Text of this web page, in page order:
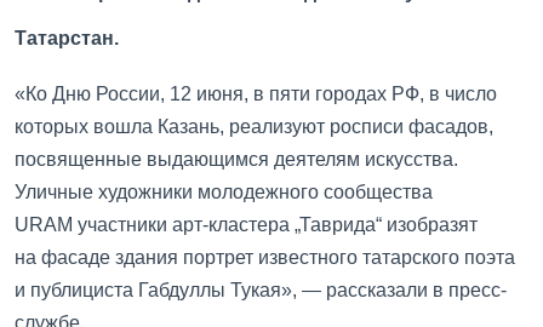
Татарстан.
«Ко Дню России, 12 июня, в пяти городах РФ, в число
которых вошла Казань, реализуют росписи фасадов,
посвященные выдающимся деятелям искусства.
Уличные художники молодежного сообщества
URAM участники арт-кластера „Таврида“ изобразят
на фасаде здания портрет известного татарского поэта
и публициста Габдуллы Тукая», — рассказали в пресс-
службе.